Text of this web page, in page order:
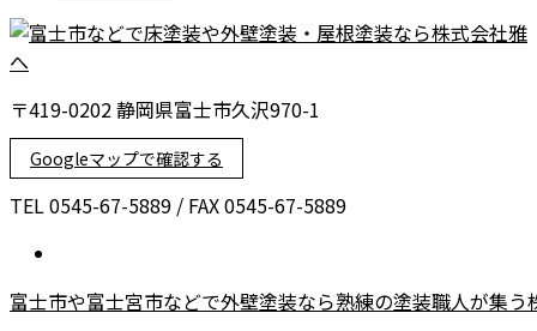
〒419-0202 静岡県富士市久沢970-1
Googleマップで確認する
TEL 0545-67-5889 / FAX 0545-67-5889
富士市や富士宮市などで外壁塗装なら熟練の塗装職人が集う